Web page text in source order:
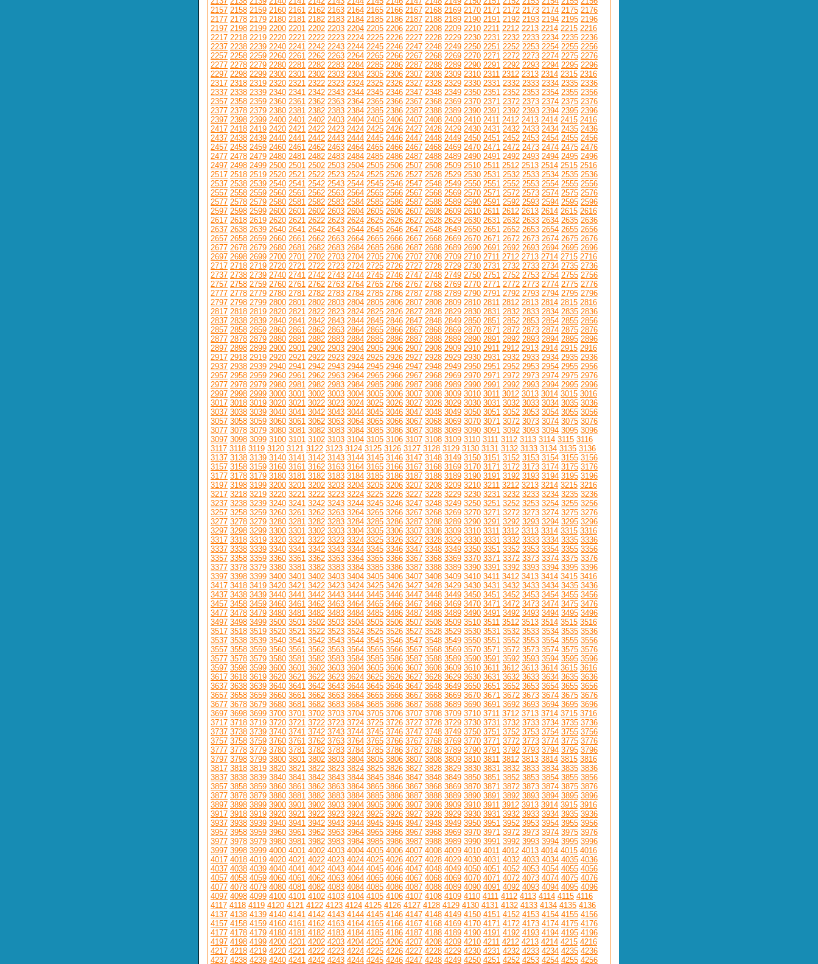
2157 2158 2159 2160 2161 2162 2163 2164 2165 2166 2167 2168 2169 2170 2171 2172 2173 2174 2175 2176
2177 2178 2179 2180 2181 2182 2183 2184 2185 2186 2187 2188 2189 2190 2191 2192 2193 2194 2195 2196
2197 2198 2199 2200 2201 2202 2203 2204 2205 2206 2207 2208 2209 2210 2211 2212 2213 2214 2215 2216
2217 2218 2219 2220 2221 2222 2223 2224 2225 2226 2227 2228 2229 2230 2231 2232 2233 2234 2235 2236
2237 2238 2239 2240 2241 2242 2243 2244 2245 2246 2247 2248 2249 2250 2251 2252 2253 2254 2255 2256
2257 2258 2259 2260 2261 2262 2263 2264 2265 2266 2267 2268 2269 2270 2271 2272 2273 2274 2275 2276
2277 2278 2279 2280 2281 2282 2283 2284 2285 2286 2287 2288 2289 2290 2291 2292 2293 2294 2295 2296
2297 2298 2299 2300 2301 2302 2303 2304 2305 2306 2307 2308 2309 2310 2311 2312 2313 2314 2315 2316
2317 2318 2319 2320 2321 2322 2323 2324 2325 2326 2327 2328 2329 2330 2331 2332 2333 2334 2335 2336
2337 2338 2339 2340 2341 2342 2343 2344 2345 2346 2347 2348 2349 2350 2351 2352 2353 2354 2355 2356
2357 2358 2359 2360 2361 2362 2363 2364 2365 2366 2367 2368 2369 2370 2371 2372 2373 2374 2375 2376
2377 2378 2379 2380 2381 2382 2383 2384 2385 2386 2387 2388 2389 2390 2391 2392 2393 2394 2395 2396
2397 2398 2399 2400 2401 2402 2403 2404 2405 2406 2407 2408 2409 2410 2411 2412 2413 2414 2415 2416
2417 2418 2419 2420 2421 2422 2423 2424 2425 2426 2427 2428 2429 2430 2431 2432 2433 2434 2435 2436
2437 2438 2439 2440 2441 2442 2443 2444 2445 2446 2447 2448 2449 2450 2451 2452 2453 2454 2455 2456
2457 2458 2459 2460 2461 2462 2463 2464 2465 2466 2467 2468 2469 2470 2471 2472 2473 2474 2475 2476
2477 2478 2479 2480 2481 2482 2483 2484 2485 2486 2487 2488 2489 2490 2491 2492 2493 2494 2495 2496
2497 2498 2499 2500 2501 2502 2503 2504 2505 2506 2507 2508 2509 2510 2511 2512 2513 2514 2515 2516
2517 2518 2519 2520 2521 2522 2523 2524 2525 2526 2527 2528 2529 2530 2531 2532 2533 2534 2535 2536
2537 2538 2539 2540 2541 2542 2543 2544 2545 2546 2547 2548 2549 2550 2551 2552 2553 2554 2555 2556
2557 2558 2559 2560 2561 2562 2563 2564 2565 2566 2567 2568 2569 2570 2571 2572 2573 2574 2575 2576
2577 2578 2579 2580 2581 2582 2583 2584 2585 2586 2587 2588 2589 2590 2591 2592 2593 2594 2595 2596
2597 2598 2599 2600 2601 2602 2603 2604 2605 2606 2607 2608 2609 2610 2611 2612 2613 2614 2615 2616
2617 2618 2619 2620 2621 2622 2623 2624 2625 2626 2627 2628 2629 2630 2631 2632 2633 2634 2635 2636
2637 2638 2639 2640 2641 2642 2643 2644 2645 2646 2647 2648 2649 2650 2651 2652 2653 2654 2655 2656
2657 2658 2659 2660 2661 2662 2663 2664 2665 2666 2667 2668 2669 2670 2671 2672 2673 2674 2675 2676
2677 2678 2679 2680 2681 2682 2683 2684 2685 2686 2687 2688 2689 2690 2691 2692 2693 2694 2695 2696
2697 2698 2699 2700 2701 2702 2703 2704 2705 2706 2707 2708 2709 2710 2711 2712 2713 2714 2715 2716
2717 2718 2719 2720 2721 2722 2723 2724 2725 2726 2727 2728 2729 2730 2731 2732 2733 2734 2735 2736
2737 2738 2739 2740 2741 2742 2743 2744 2745 2746 2747 2748 2749 2750 2751 2752 2753 2754 2755 2756
2757 2758 2759 2760 2761 2762 2763 2764 2765 2766 2767 2768 2769 2770 2771 2772 2773 2774 2775 2776
2777 2778 2779 2780 2781 2782 2783 2784 2785 2786 2787 2788 2789 2790 2791 2792 2793 2794 2795 2796
2797 2798 2799 2800 2801 2802 2803 2804 2805 2806 2807 2808 2809 2810 2811 2812 2813 2814 2815 2816
2817 2818 2819 2820 2821 2822 2823 2824 2825 2826 2827 2828 2829 2830 2831 2832 2833 2834 2835 2836
2837 2838 2839 2840 2841 2842 2843 2844 2845 2846 2847 2848 2849 2850 2851 2852 2853 2854 2855 2856
2857 2858 2859 2860 2861 2862 2863 2864 2865 2866 2867 2868 2869 2870 2871 2872 2873 2874 2875 2876
2877 2878 2879 2880 2881 2882 2883 2884 2885 2886 2887 2888 2889 2890 2891 2892 2893 2894 2895 2896
2897 2898 2899 2900 2901 2902 2903 2904 2905 2906 2907 2908 2909 2910 2911 2912 2913 2914 2915 2916
2917 2918 2919 2920 2921 2922 2923 2924 2925 2926 2927 2928 2929 2930 2931 2932 2933 2934 2935 2936
2937 2938 2939 2940 2941 2942 2943 2944 2945 2946 2947 2948 2949 2950 2951 2952 2953 2954 2955 2956
2957 2958 2959 2960 2961 2962 2963 2964 2965 2966 2967 2968 2969 2970 2971 2972 2973 2974 2975 2976
2977 2978 2979 2980 2981 2982 2983 2984 2985 2986 2987 2988 2989 2990 2991 2992 2993 2994 2995 2996
2997 2998 2999 3000 3001 3002 3003 3004 3005 3006 3007 3008 3009 3010 3011 3012 3013 3014 3015 3016
3017 3018 3019 3020 3021 3022 3023 3024 3025 3026 3027 3028 3029 3030 3031 3032 3033 3034 3035 3036
3037 3038 3039 3040 3041 3042 3043 3044 3045 3046 3047 3048 3049 3050 3051 3052 3053 3054 3055 3056
3057 3058 3059 3060 3061 3062 3063 3064 3065 3066 3067 3068 3069 3070 3071 3072 3073 3074 3075 3076
3077 3078 3079 3080 3081 3082 3083 3084 3085 3086 3087 3088 3089 3090 3091 3092 3093 3094 3095 3096
3097 3098 3099 3100 3101 3102 3103 3104 3105 3106 3107 3108 3109 3110 3111 3112 3113 3114 3115 3116
3117 3118 3119 3120 3121 3122 3123 3124 3125 3126 3127 3128 3129 3130 3131 3132 3133 3134 3135 3136
3137 3138 3139 3140 3141 3142 3143 3144 3145 3146 3147 3148 3149 3150 3151 3152 3153 3154 3155 3156
3157 3158 3159 3160 3161 3162 3163 3164 3165 3166 3167 3168 3169 3170 3171 3172 3173 3174 3175 3176
3177 3178 3179 3180 3181 3182 3183 3184 3185 3186 3187 3188 3189 3190 3191 3192 3193 3194 3195 3196
3197 3198 3199 3200 3201 3202 3203 3204 3205 3206 3207 3208 3209 3210 3211 3212 3213 3214 3215 3216
3217 3218 3219 3220 3221 3222 3223 3224 3225 3226 3227 3228 3229 3230 3231 3232 3233 3234 3235 3236
3237 3238 3239 3240 3241 3242 3243 3244 3245 3246 3247 3248 3249 3250 3251 3252 3253 3254 3255 3256
3257 3258 3259 3260 3261 3262 3263 3264 3265 3266 3267 3268 3269 3270 3271 3272 3273 3274 3275 3276
3277 3278 3279 3280 3281 3282 3283 3284 3285 3286 3287 3288 3289 3290 3291 3292 3293 3294 3295 3296
3297 3298 3299 3300 3301 3302 3303 3304 3305 3306 3307 3308 3309 3310 3311 3312 3313 3314 3315 3316
3317 3318 3319 3320 3321 3322 3323 3324 3325 3326 3327 3328 3329 3330 3331 3332 3333 3334 3335 3336
3337 3338 3339 3340 3341 3342 3343 3344 3345 3346 3347 3348 3349 3350 3351 3352 3353 3354 3355 3356
3357 3358 3359 3360 3361 3362 3363 3364 3365 3366 3367 3368 3369 3370 3371 3372 3373 3374 3375 3376
3377 3378 3379 3380 3381 3382 3383 3384 3385 3386 3387 3388 3389 3390 3391 3392 3393 3394 3395 3396
3397 3398 3399 3400 3401 3402 3403 3404 3405 3406 3407 3408 3409 3410 3411 3412 3413 3414 3415 3416
3417 3418 3419 3420 3421 3422 3423 3424 3425 3426 3427 3428 3429 3430 3431 3432 3433 3434 3435 3436
3437 3438 3439 3440 3441 3442 3443 3444 3445 3446 3447 3448 3449 3450 3451 3452 3453 3454 3455 3456
3457 3458 3459 3460 3461 3462 3463 3464 3465 3466 3467 3468 3469 3470 3471 3472 3473 3474 3475 3476
3477 3478 3479 3480 3481 3482 3483 3484 3485 3486 3487 3488 3489 3490 3491 3492 3493 3494 3495 3496
3497 3498 3499 3500 3501 3502 3503 3504 3505 3506 3507 3508 3509 3510 3511 3512 3513 3514 3515 3516
3517 3518 3519 3520 3521 3522 3523 3524 3525 3526 3527 3528 3529 3530 3531 3532 3533 3534 3535 3536
3537 3538 3539 3540 3541 3542 3543 3544 3545 3546 3547 3548 3549 3550 3551 3552 3553 3554 3555 3556
3557 3558 3559 3560 3561 3562 3563 3564 3565 3566 3567 3568 3569 3570 3571 3572 3573 3574 3575 3576
3577 3578 3579 3580 3581 3582 3583 3584 3585 3586 3587 3588 3589 3590 3591 3592 3593 3594 3595 3596
3597 3598 3599 3600 3601 3602 3603 3604 3605 3606 3607 3608 3609 3610 3611 3612 3613 3614 3615 3616
3617 3618 3619 3620 3621 3622 3623 3624 3625 3626 3627 3628 3629 3630 3631 3632 3633 3634 3635 3636
3637 3638 3639 3640 3641 3642 3643 3644 3645 3646 3647 3648 3649 3650 3651 3652 3653 3654 3655 3656
3657 3658 3659 3660 3661 3662 3663 3664 3665 3666 3667 3668 3669 3670 3671 3672 3673 3674 3675 3676
3677 3678 3679 3680 3681 3682 3683 3684 3685 3686 3687 3688 3689 3690 3691 3692 3693 3694 3695 3696
3697 3698 3699 3700 3701 3702 3703 3704 3705 3706 3707 3708 3709 3710 3711 3712 3713 3714 3715 3716
3717 3718 3719 3720 3721 3722 3723 3724 3725 3726 3727 3728 3729 3730 3731 3732 3733 3734 3735 3736
3737 3738 3739 3740 3741 3742 3743 3744 3745 3746 3747 3748 3749 3750 3751 3752 3753 3754 3755 3756
3757 3758 3759 3760 3761 3762 3763 3764 3765 3766 3767 3768 3769 3770 3771 3772 3773 3774 3775 3776
3777 3778 3779 3780 3781 3782 3783 3784 3785 3786 3787 3788 3789 3790 3791 3792 3793 3794 3795 3796
3797 3798 3799 3800 3801 3802 3803 3804 3805 3806 3807 3808 3809 3810 3811 3812 3813 3814 3815 3816
3817 3818 3819 3820 3821 3822 3823 3824 3825 3826 3827 3828 3829 3830 3831 3832 3833 3834 3835 3836
3837 3838 3839 3840 3841 3842 3843 3844 3845 3846 3847 3848 3849 3850 3851 3852 3853 3854 3855 3856
3857 3858 3859 3860 3861 3862 3863 3864 3865 3866 3867 3868 3869 3870 3871 3872 3873 3874 3875 3876
3877 3878 3879 3880 3881 3882 3883 3884 3885 3886 3887 3888 3889 3890 3891 3892 3893 3894 3895 3896
3897 3898 3899 3900 3901 3902 3903 3904 3905 3906 3907 3908 3909 3910 3911 3912 3913 3914 3915 3916
3917 3918 3919 3920 3921 3922 3923 3924 3925 3926 3927 3928 3929 3930 3931 3932 3933 3934 3935 3936
3937 3938 3939 3940 3941 3942 3943 3944 3945 3946 3947 3948 3949 3950 3951 3952 3953 3954 3955 3956
3957 3958 3959 3960 3961 3962 3963 3964 3965 3966 3967 3968 3969 3970 3971 3972 3973 3974 3975 3976
3977 3978 3979 3980 3981 3982 3983 3984 3985 3986 3987 3988 3989 3990 3991 3992 3993 3994 3995 3996
3997 3998 3999 4000 4001 4002 4003 4004 4005 4006 4007 4008 4009 4010 4011 4012 4013 4014 4015 4016
4017 4018 4019 4020 4021 4022 4023 4024 4025 4026 4027 4028 4029 4030 4031 4032 4033 4034 4035 4036
4037 4038 4039 4040 4041 4042 4043 4044 4045 4046 4047 4048 4049 4050 4051 4052 4053 4054 4055 4056
4057 4058 4059 4060 4061 4062 4063 4064 4065 4066 4067 4068 4069 4070 4071 4072 4073 4074 4075 4076
4077 4078 4079 4080 4081 4082 4083 4084 4085 4086 4087 4088 4089 4090 4091 4092 4093 4094 4095 4096
4097 4098 4099 4100 4101 4102 4103 4104 4105 4106 4107 4108 4109 4110 4111 4112 4113 4114 4115 4116
4117 4118 4119 4120 4121 4122 4123 4124 4125 4126 4127 4128 4129 4130 4131 4132 4133 4134 4135 4136
4137 4138 4139 4140 4141 4142 4143 4144 4145 4146 4147 4148 4149 4150 4151 4152 4153 4154 4155 4156
4157 4158 4159 4160 4161 4162 4163 4164 4165 4166 4167 4168 4169 4170 4171 4172 4173 4174 4175 4176
4177 4178 4179 4180 4181 4182 4183 4184 4185 4186 4187 4188 4189 4190 4191 4192 4193 4194 4195 4196
4197 4198 4199 4200 4201 4202 4203 4204 4205 4206 4207 4208 4209 4210 4211 4212 4213 4214 4215 4216
4217 4218 4219 4220 4221 4222 4223 4224 4225 4226 4227 4228 4229 4230 4231 4232 4233 4234 4235 4236
4237 4238 4239 4240 4241 4242 4243 4244 4245 4246 4247 4248 4249 4250 4251 4252 4253 4254 4255 4256